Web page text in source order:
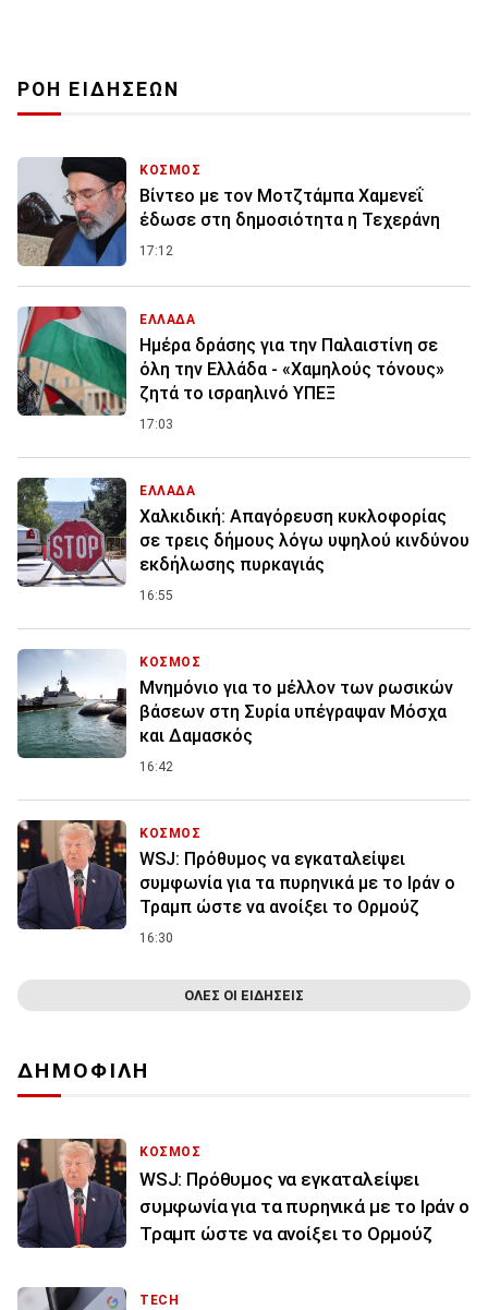
ΡΟΗ ΕΙΔΗΣΕΩΝ
ΚΟΣΜΟΣ
Βίντεο με τον Μοτζτάμπα Χαμενεΐ
έδωσε στη δημοσιότητα η Τεχεράνη
17:12
ΕΛΛΑΔΑ
Ημέρα δράσης για την Παλαιστίνη σε
όλη την Ελλάδα - «Χαμηλούς τόνους»
ζητά το ισραηλινό ΥΠΕΞ
17:03
ΕΛΛΑΔΑ
Χαλκιδική: Απαγόρευση κυκλοφορίας
σε τρεις δήμους λόγω υψηλού κινδύνου
εκδήλωσης πυρκαγιάς
16:55
ΚΟΣΜΟΣ
Μνημόνιο για το μέλλον των ρωσικών
βάσεων στη Συρία υπέγραψαν Μόσχα
και Δαμασκός
16:42
ΚΟΣΜΟΣ
WSJ: Πρόθυμος να εγκαταλείψει
συμφωνία για τα πυρηνικά με το Ιράν ο
Τραμπ ώστε να ανοίξει το Ορμούζ
16:30
ΟΛΕΣ ΟΙ ΕΙΔΗΣΕΙΣ
ΔΗΜΟΦΙΛΗ
ΚΟΣΜΟΣ
WSJ: Πρόθυμος να εγκαταλείψει
συμφωνία για τα πυρηνικά με το Ιράν ο
Τραμπ ώστε να ανοίξει το Ορμούζ
TECH